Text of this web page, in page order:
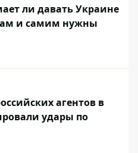
ли давать Украине
и самим нужны
агентов в
удары по